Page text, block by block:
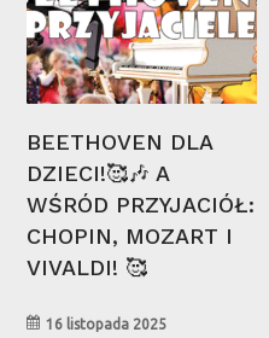
BEETHOVEN DLA
DZIECI!🥰🎶 A
WŚRÓD PRZYJACIÓŁ:
CHOPIN, MOZART I
VIVALDI! 🥰
16 listopada 2025